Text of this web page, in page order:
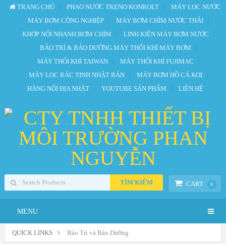
TRANG CHỦ PHAO NƯỚC TKENO KONROLT
MÁY LỌC NƯỚC
MÁY BƠM CÔNG NGHIỆP
MÁY BƠM CHÌM NƯỚC THẢI
KHỚP NỐI NHANH BƠM CHÌM
LINH KIỆN MÁY BƠM NƯỚC
BẢO TRÌ & BẢO DƯỠNG MÁY THỔI KHÍ MÁY BƠM
MÁY THỔI KHÍ TAIWAN
MÁY THỔI KHÍ FUJIMAC
MÁY LỌC RÁC TINH NHẬT BẢN
MÁY BƠM HỒ CÁ KOI
HÀNG NỘI ĐỊA NHẬT
YOUTUBE SẢN PHẨM LIÊN HỆ
CART 0
TÌM KIẾM
MENU
QUICK LINKS Bảo Trì và Bảo Dưỡng